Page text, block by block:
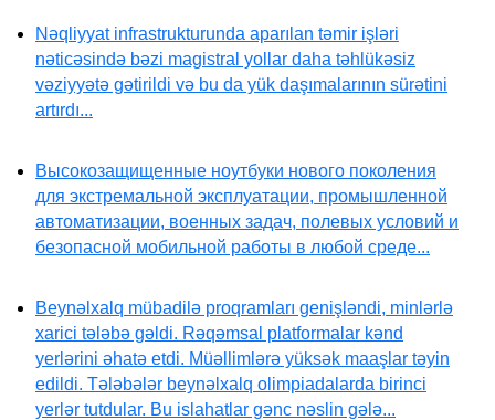
Nəqliyyat infrastrukturunda aparılan təmir işləri
nəticəsində bəzi magistral yollar daha təhlükəsiz
vəziyyətə gətirildi və bu da yük daşımalarının sürətini
artırdı...
Высокозащищенные ноутбуки нового поколения
для экстремальной эксплуатации, промышленной
автоматизации, военных задач, полевых условий и
безопасной мобильной работы в любой среде...
Beynəlxalq mübadilə proqramları genişləndi, minlərlə
xarici tələbə gəldi. Rəqəmsal platformalar kənd
yerlərini əhatə etdi. Müəllimlərə yüksək maaşlar təyin
edildi. Tələbələr beynəlxalq olimpiadalarda birinci
yerlər tutdular. Bu islahatlar gənc nəslin gələ...